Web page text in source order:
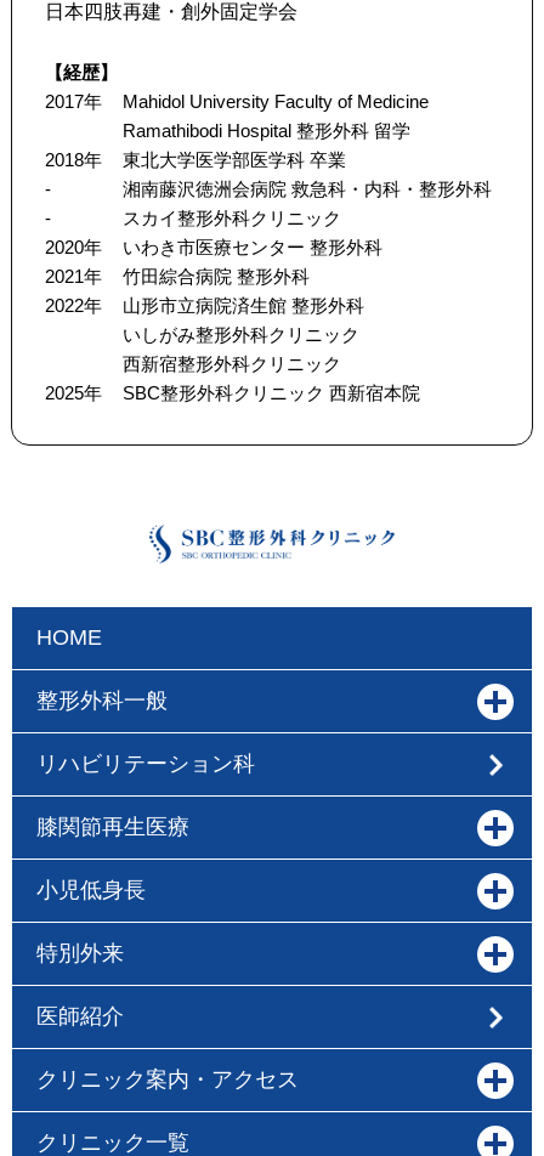
日本四肢再建・創外固定学会
【経歴】
2017年
Mahidol University Faculty of Medicine
Ramathibodi Hospital 整形外科 留学
2018年
東北大学医学部医学科 卒業
-
湘南藤沢徳洲会病院 救急科・内科・整形外科
-
スカイ整形外科クリニック
2020年
いわき市医療センター 整形外科
2021年
竹田綜合病院 整形外科
2022年
山形市立病院済生館 整形外科
いしがみ整形外科クリニック
西新宿整形外科クリニック
2025年
SBC整形外科クリニック 西新宿本院
HOME
整形外科一般
リハビリテーション科
膝関節再生医療
小児低身長
特別外来
医師紹介
クリニック案内・アクセス
クリニック一覧